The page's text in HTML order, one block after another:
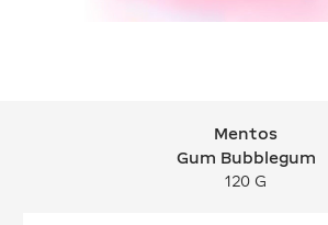
Mentos Gum Bubblegum
Mentos
Gum Bubblegum
120 G